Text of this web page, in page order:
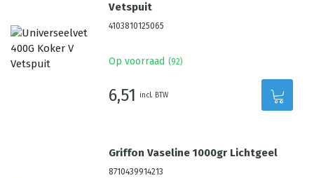
Vetspuit
4103810125065
Op voorraad (92)
6,51 incl. BTW
Griffon Vaseline 1000gr Lichtgeel
8710439914213